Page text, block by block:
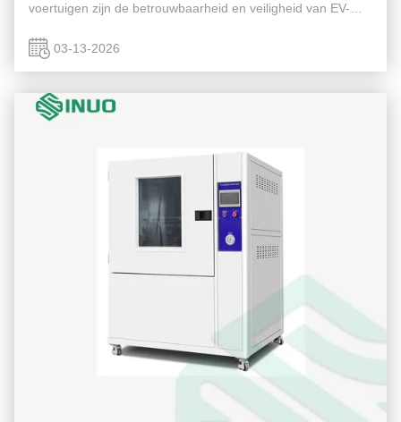
voertuigen zijn de betrouwbaarheid en veiligheid van EV-
deze connectoren een ...
03-13-2026